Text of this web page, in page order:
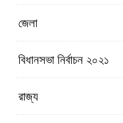
জেলা
বিধানসভা নির্বাচন ২০২১
রাজ্য